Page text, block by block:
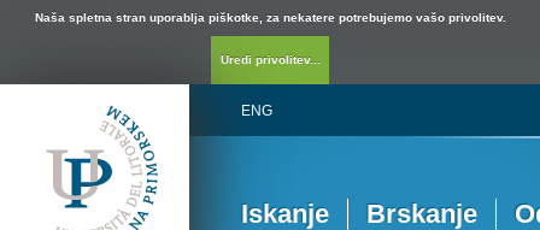
Naša spletna stran uporablja piškotke, za nekatere potrebujemo vašo privolitev.
Uredi privolitev...
ENG
Iskanje Brskanje